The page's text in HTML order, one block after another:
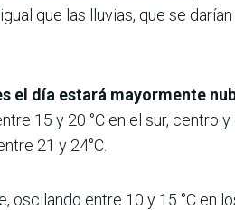
que las lluvias, que se
el día estará mayormente
15 y 20 °C en el sur, centro
21 y 24°C.
oscilando entre 10 y 15 °C en